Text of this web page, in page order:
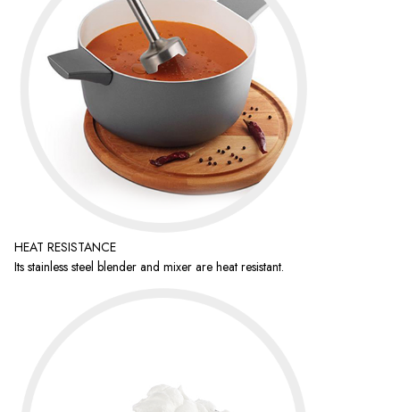
HEAT RESISTANCE
Its stainless steel blender and mixer are heat resistant.